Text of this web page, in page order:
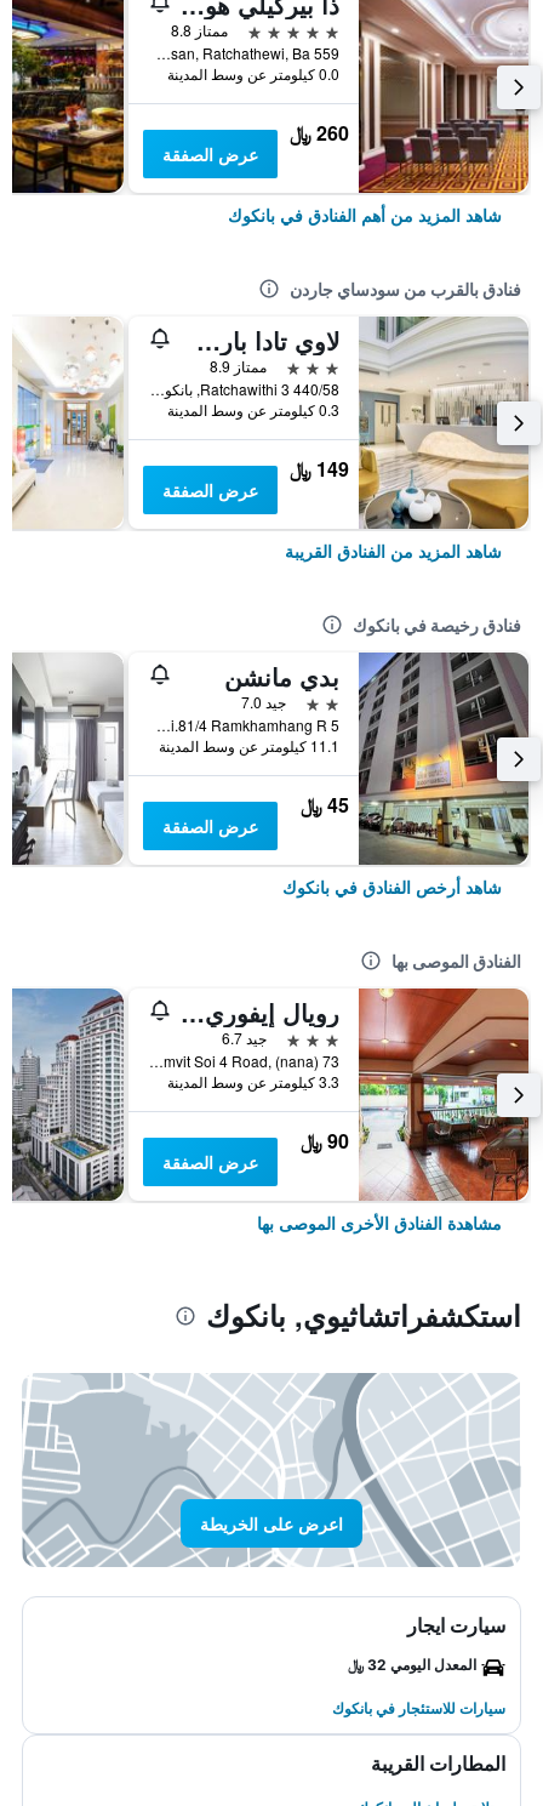
5 نجوم
ممتاز 8.8
559 Ratcharaprarop Rd., Makkasan, Ratchathewi, Ba, بانكوك, تايلاند
0.0 كيلومتر عن وسط المدينة
260 ﷼
عرض الصفقة
شاهد المزيد من أهم الفنادق في بانكوك
فنادق بالقرب من سودساي جاردن
لاوي تادا بارك فيو هوتل
3 نجوم
ممتاز 8.9
440/58 Ratchawithi 3, بانكوك, تايلاند
0.3 كيلومتر عن وسط المدينة
149 ﷼
عرض الصفقة
شاهد المزيد من الفنادق القريبة
فنادق رخيصة في بانكوك
بدي مانشن
2 نجمتين
جيد 7.0
5 Soi.81/4 Ramkhamhang R., بانكوك, تايلاند
11.1 كيلومتر عن وسط المدينة
45 ﷼
عرض الصفقة
شاهد أرخص الفنادق في بانكوك
الفنادق الموصى بها
رويال إيفوري سوكومفيت نانا
3 نجوم
جيد 6.7
73 Sukhumvit Soi 4 Road, (nana), بانكوك, تايلاند
3.3 كيلومتر عن وسط المدينة
90 ﷼
عرض الصفقة
مشاهدة الفنادق الأخرى الموصى بها
استكشفراتشاثيوي, بانكوك
اعرض على الخريطة
سيارت ايجار
المعدل اليومي 32 ﷼
سيارات للاستئجار في بانكوك
المطارات القريبة